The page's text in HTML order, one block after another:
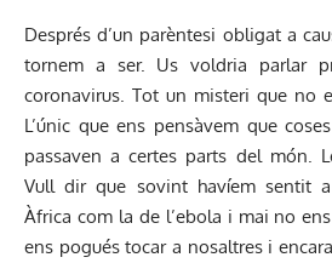
Després d’un parèntesi obligat a
tornem a ser. Us voldria parlar
coronavirus. Tot un misteri que no
L’únic que ens pensàvem que
passaven a certes parts del món.
Vull dir que sovint havíem sentit
Àfrica com la de l’ebola i mai no
ens pogués tocar a nosaltres i